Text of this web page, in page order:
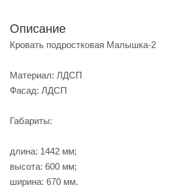
Описание
Кровать подростковая Малышка-2
Материал: ЛДСП
Фасад: ЛДСП
Габариты:
длина: 1442 мм;
высота: 600 мм;
ширина: 670 мм.